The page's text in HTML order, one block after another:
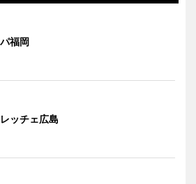
福岡
ッチェ広島